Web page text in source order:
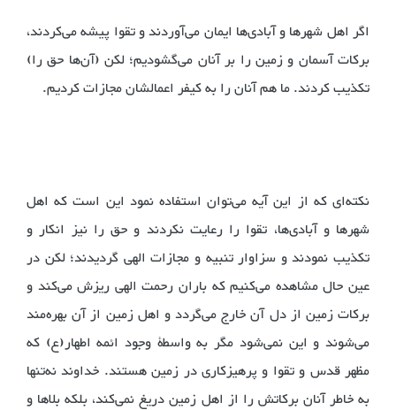
اگر اهل شهرها و آبادی‌ها ایمان می‌آوردند و تقوا پیشه می‌کردند،
برکات آسمان و زمین را بر آنان می‌گشودیم؛ لکن (آن‌ها حق را)
تکذیب کردند. ما هم آنان را به کیفر اعمالشان مجازات کردیم.
نکته‌ای که از این آیه می‌توان استفاده نمود این است که اهل
شهرها و آبادی‌ها، تقوا را رعایت نکردند و حق را نیز انکار و
تکذیب نمودند و سزاوار تنبیه و مجازات الهی گردیدند؛ لکن در
عین حال مشاهده می‌کنیم که باران رحمت الهی ریزش می‌کند و
برکات زمین از دل آن خارج می‌گردد و اهل زمین از آن بهره‌مند
می‌شوند و این نمی‌شود مگر به واسطۀ وجود ائمه اطهار(ع) که
مظهر قدس و تقوا و پرهیزکاری در زمین هستند. خداوند نه‌تنها
به خاطر آنان برکاتش را از اهل زمین دریغ نمی‌کند، بلکه بلاها و